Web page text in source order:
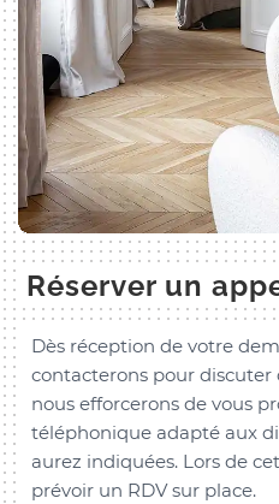
Réserver un
Dès réception de votre
contacterons pour discuter
nous efforcerons de vous
téléphonique adapté aux
aurez indiquées. Lors de
prévoir un RDV sur place.